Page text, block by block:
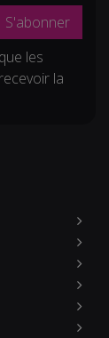
S'abonner
les
la